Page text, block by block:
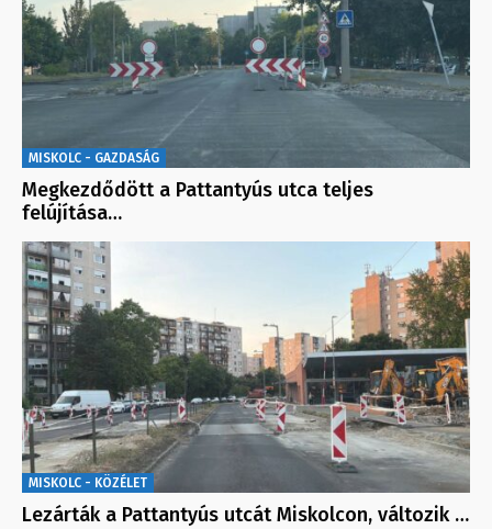
MISKOLC - GAZDASÁG
Megkezdődött a Pattantyús utca teljes
felújítása…
MISKOLC - KÖZÉLET
Lezárták a Pattantyús utcát Miskolcon, változik …